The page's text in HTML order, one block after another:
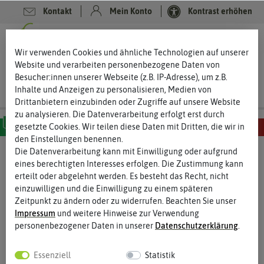
Kontakt Mein Konto Kontrast erhöhen
MILD SCHARF SEHR SCHARF
Chilisamen- Scotch Bonnet Chilisamen
Scotch Bonnet Chili – karibische Züchtungen mit
feuriger Schärfe
Scotch Bonnet Chilis zählen mit zu den schärfsten Chilis der
Welt. Die Züchtungen aus der Karibik sind schon an ihrer
Scotch Bonnet Chilis sind kulinarische Köstlichkeiten mit einer
Filter
Wir verwenden Cookies und ähnliche Technologien auf unserer
Website und verarbeiten personenbezogene Daten von
Besucher:innen unserer Webseite (z.B. IP-Adresse), um z.B.
Inhalte und Anzeigen zu personalisieren, Medien von
Drittanbietern einzubinden oder Zugriffe auf unsere Website
zu analysieren. Die Datenverarbeitung erfolgt erst durch
gesetzte Cookies. Wir teilen diese Daten mit Dritten, die wir in
den Einstellungen benennen.
Die Datenverarbeitung kann mit Einwilligung oder aufgrund
eines berechtigten Interesses erfolgen. Die Zustimmung kann
erteilt oder abgelehnt werden. Es besteht das Recht, nicht
einzuwilligen und die Einwilligung zu einem späteren
Zeitpunkt zu ändern oder zu widerrufen. Beachten Sie unser
Impressum und weitere Hinweise zur Verwendung
personenbezogener Daten in unserer Daten­schutz­erklärung
Essenziell Statistik